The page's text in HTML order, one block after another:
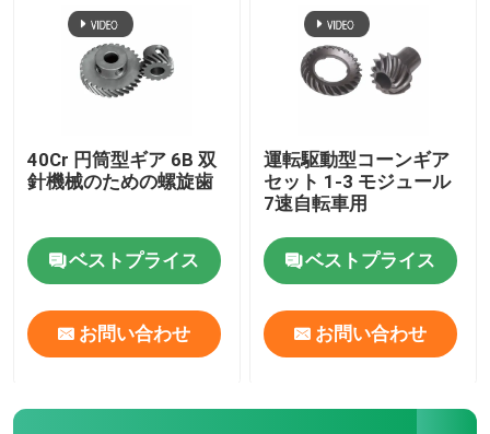
40Cr 円筒型ギア 6B 双
針機械のための螺旋歯
ベストプライス
お問い合わせ
運転駆動型コーンギア
セット 1-3 モジュール
7速自転車用
ベストプライス
お問い合わせ